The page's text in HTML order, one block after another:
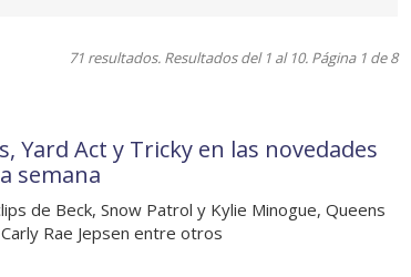
71 resultados. Resultados del 1 al 10. Página 1 de 8
Yard Act y Tricky en las novedades
semana
de Beck, Snow Patrol y Kylie Minogue, Queens
Rae Jepsen entre otros